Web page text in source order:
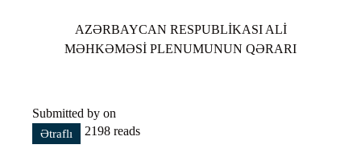
AZƏRBAYCAN RESPUBLİKASI ALİ
MƏHKƏMƏSİ PLENUMUNUN QƏRARI
Submitted by on
Ətraflı Təqsirləndirilən şəxslər barəsində həbs qətimkan
2198 reads